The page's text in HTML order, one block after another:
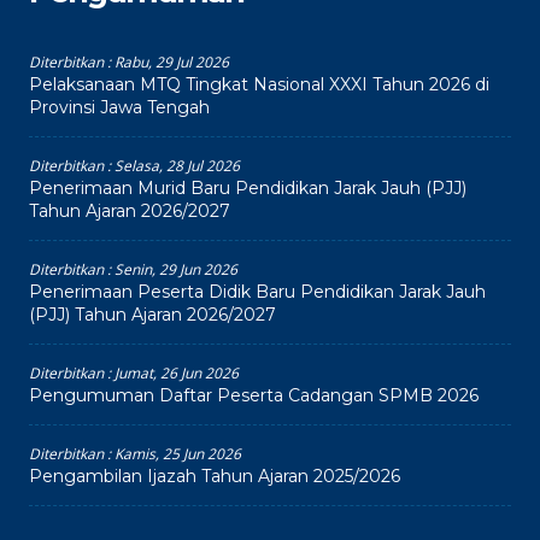
Diterbitkan :Rabu, 29 Jul 2026
Pelaksanaan MTQ Tingkat Nasional XXXI Tahun 2026 di
Provinsi Jawa Tengah
Diterbitkan :Selasa, 28 Jul 2026
Penerimaan Murid Baru Pendidikan Jarak Jauh (PJJ)
Tahun Ajaran 2026/2027
Diterbitkan :Senin, 29 Jun 2026
Penerimaan Peserta Didik Baru Pendidikan Jarak Jauh
(PJJ) Tahun Ajaran 2026/2027
Diterbitkan :Jumat, 26 Jun 2026
Pengumuman Daftar Peserta Cadangan SPMB 2026
Diterbitkan :Kamis, 25 Jun 2026
Pengambilan Ijazah Tahun Ajaran 2025/2026